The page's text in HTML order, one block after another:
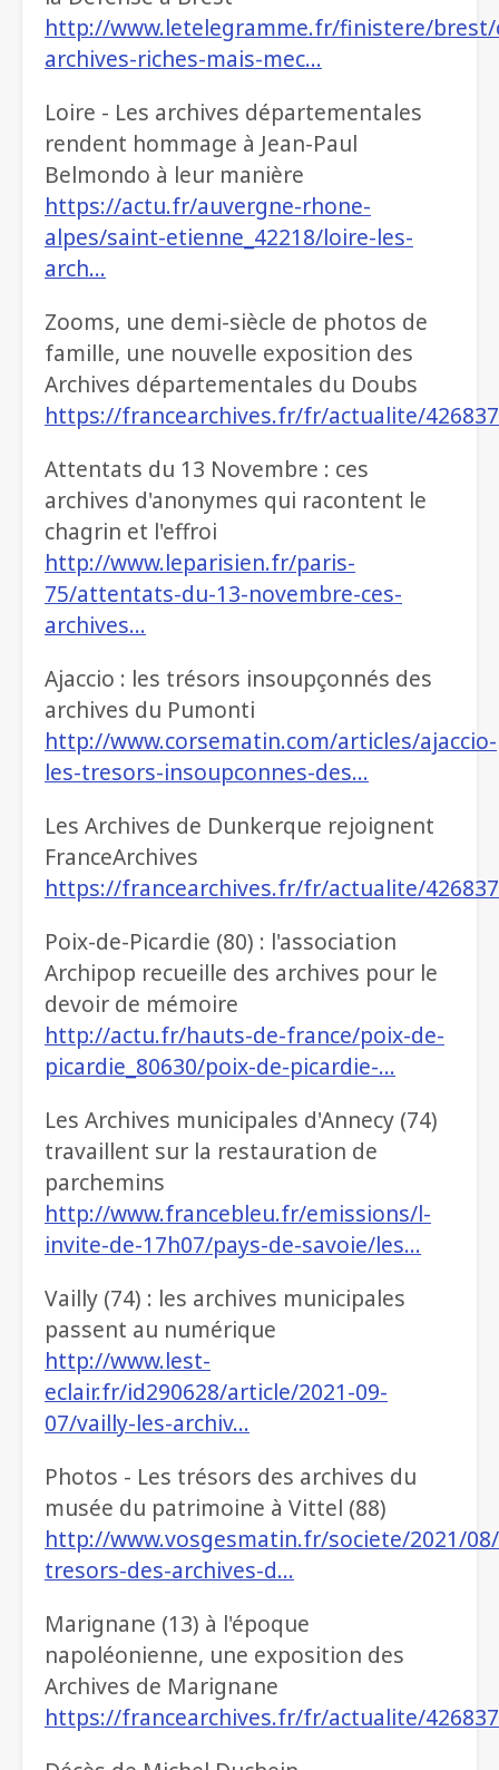
http://www.letelegramme.fr/finistere/brest/
archives-riches-mais-mec…
Loire - Les archives départementales
rendent hommage à Jean-Paul
Belmondo à leur manière
https://actu.fr/auvergne-rhone-
alpes/saint-etienne_42218/loire-les-
arch…
Zooms, une demi-siècle de photos de
famille, une nouvelle exposition des
Archives départementales du Doubs
https://francearchives.fr/fr/actualite/
Attentats du 13 Novembre : ces
archives d'anonymes qui racontent le
chagrin et l'effroi
http://www.leparisien.fr/paris-
75/attentats-du-13-novembre-ces-
archives…
Ajaccio : les trésors insoupçonnés des
archives du Pumonti
http://www.corsematin.com/articles/ajaccio-
les-tresors-insoupconnes-des…
Les Archives de Dunkerque rejoignent
FranceArchives
https://francearchives.fr/fr/actualite/
Poix-de-Picardie (80) : l'association
Archipop recueille des archives pour le
devoir de mémoire
http://actu.fr/hauts-de-france/poix-de-
picardie_80630/poix-de-picardie-…
Les Archives municipales d'Annecy (74)
travaillent sur la restauration de
parchemins
http://www.francebleu.fr/emissions/l-
invite-de-17h07/pays-de-savoie/les…
Vailly (74) : les archives municipales
passent au numérique
http://www.lest-
eclair.fr/id290628/article/2021-09-
07/vailly-les-archiv…
Photos - Les trésors des archives du
musée du patrimoine à Vittel (88)
http://www.vosgesmatin.fr/societe/2021/
tresors-des-archives-d…
Marignane (13) à l'époque
napoléonienne, une exposition des
Archives de Marignane
https://francearchives.fr/fr/actualite/